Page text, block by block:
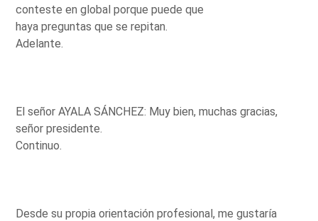
conteste en global porque puede que
haya preguntas que se repitan.
Adelante.
El señor AYALA SÁNCHEZ: Muy bien, muchas gracias,
señor presidente.
Continuo.
Desde su propia orientación profesional, me gustaría